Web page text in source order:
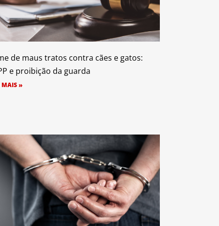
de maus tratos contra cães e gatos:
e proibição da guarda
MAIS »